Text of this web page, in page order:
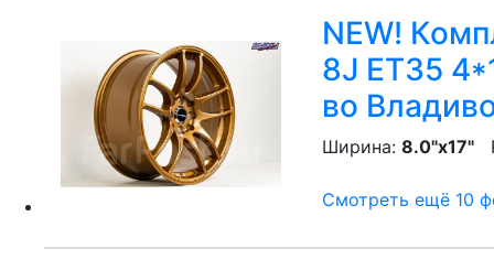
NEW!
8J ET35
во
Ширина: 8.0"x17"
Смотреть ещё 10